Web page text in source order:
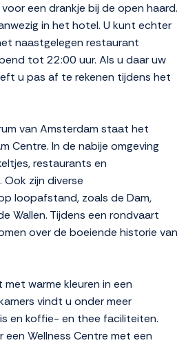
een drankje bij de open haard.
in het hotel. U kunt echter
naastgelegen restaurant
tot 22:00 uur. Als u daar uw
u pas af te rekenen tijdens het
van Amsterdam staat het
Centre. In de nabije omgeving
restaurants en
zijn diverse
loopafstand, zoals de Dam,
Wallen. Tijdens een rondvaart
over de boeiende historie van
met warme kleuren in een
vindt u onder meer
en koffie- en thee faciliteiten.
Wellness Centre met een